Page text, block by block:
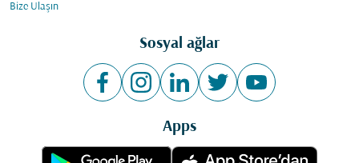
Bize Ulaşın
Sosyal ağlar
Apps